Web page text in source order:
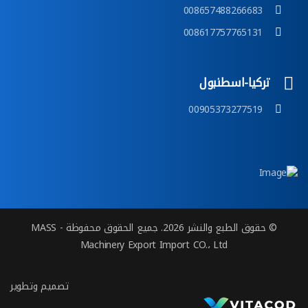
008657488266683
008617757765131
تركيا-اسطنبول
00905373277519
© حقوق الطبع والنشر 2026. جميع الحقوق محفوظة - MASS
Machinery Export Import CO.، Ltd
تصميم وتطوير